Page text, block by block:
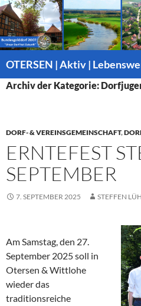
INHALT
Archiv der Kategorie:
DORF- & VEREINSGEMEINSCHAFT,
ERNTEFEST
SEPTEMBER
7. SEPTEMBER 2025 STEFFEN
Am Samstag, den 27.
September 2025 soll in
Otersen & Wittlohe
wieder das
traditionsreiche